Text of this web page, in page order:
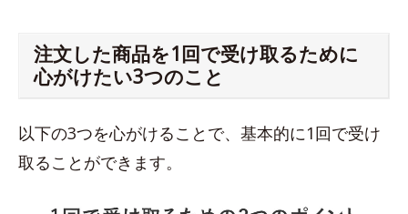
注文した商品を1回で受け取るために
心がけたい3つのこと
以下の3つを心がけることで、基本的に1回で受け
取ることができます。